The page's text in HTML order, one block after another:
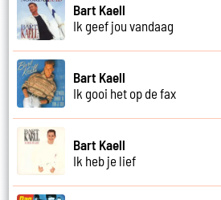
Bart Kaell
Ik geef jou vandaag
Bart Kaell
Ik gooi het op de fax
Bart Kaell
Ik heb je lief